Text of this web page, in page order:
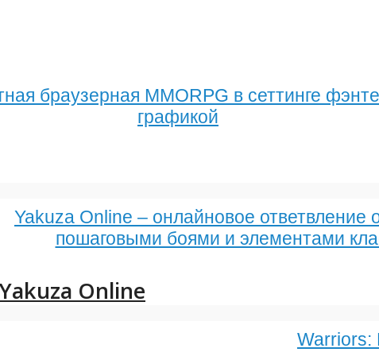
браузерная MMORPG в сеттинге
графикой
Yakuza Online – онлайновое ответвление
пошаговыми боями и элементами
Yakuza Online
Warriors: